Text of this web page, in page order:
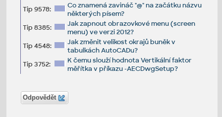
Tip 9578:
Co znamená zavináč "@" na začátku názvu
některých písem?
Tip 8385:
Jak zapnout obrazovkové menu (screen
menu) ve verzi 2012?
Tip 4548:
Jak změnit velikost okrajů buněk v
tabulkách AutoCADu?
Tip 3752:
K čemu slouží hodnota Vertikální faktor
měřítka v příkazu -AECDwgSetup?
Odpovědět